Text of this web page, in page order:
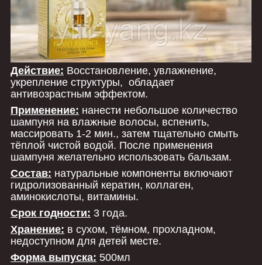
Действие: Восстановление, увлажнение,
укрепление структуры, обладает
антивозрастным эффектом.
Применение: нанести небольшое количество
шампуня на влажные волосы, вспенить,
массировать 1-2 мин., затем тщательно смыть
тёплой чистой водой. После применения
шампуня желательно использовать бальзам.
Состав: натуральные компоненты включают
гидролизованный кератин, коллаген,
аминокислоты, витамины.
Срок годности: 3 года.
Хранение: в сухом, тёмном, прохладном,
недоступном для детей месте.
Форма выпуска: 500мл